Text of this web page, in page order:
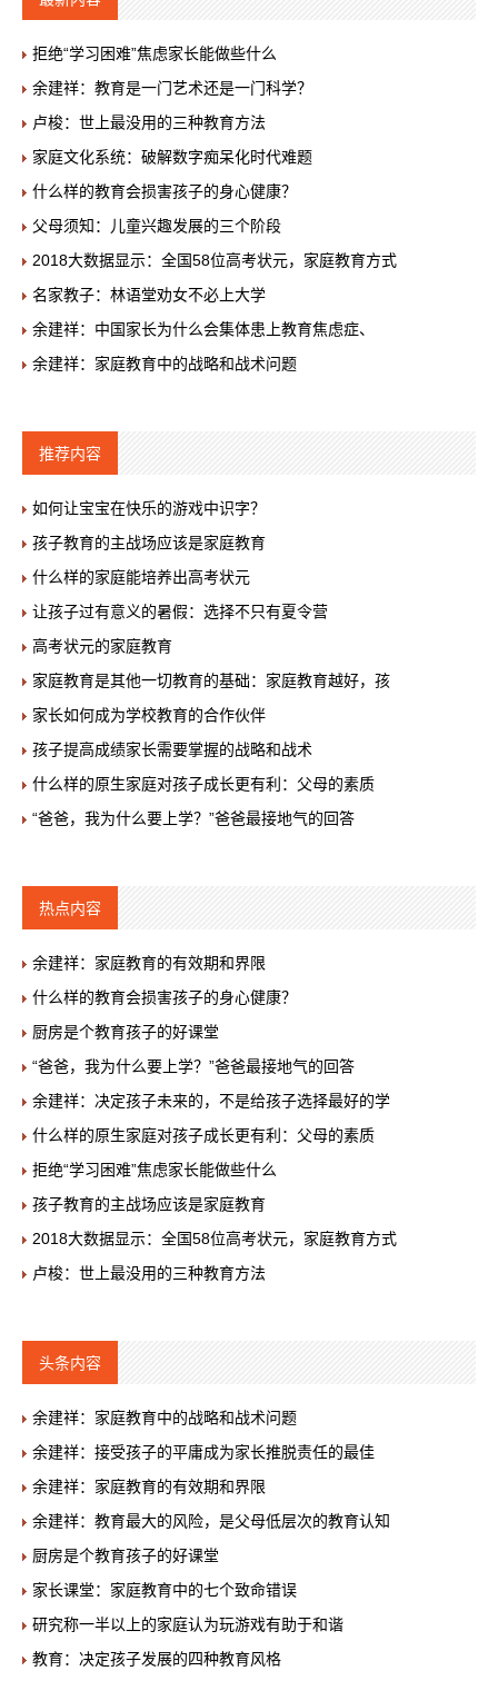
拒绝“学习困难”焦虑家长能做些什么
余建祥：教育是一门艺术还是一门科学？
卢梭：世上最没用的三种教育方法
家庭文化系统：破解数字痴呆化时代难题
什么样的教育会损害孩子的身心健康？
父母须知：儿童兴趣发展的三个阶段
2018大数据显示：全国58位高考状元，家庭教育方式
名家教子：林语堂劝女不必上大学
余建祥：中国家长为什么会集体患上教育焦虑症、
余建祥：家庭教育中的战略和战术问题
推荐内容
如何让宝宝在快乐的游戏中识字？
孩子教育的主战场应该是家庭教育
什么样的家庭能培养出高考状元
让孩子过有意义的暑假：选择不只有夏令营
高考状元的家庭教育
家庭教育是其他一切教育的基础：家庭教育越好，孩
家长如何成为学校教育的合作伙伴
孩子提高成绩家长需要掌握的战略和战术
什么样的原生家庭对孩子成长更有利：父母的素质
“爸爸，我为什么要上学？”爸爸最接地气的回答
热点内容
余建祥：家庭教育的有效期和界限
什么样的教育会损害孩子的身心健康？
厨房是个教育孩子的好课堂
“爸爸，我为什么要上学？”爸爸最接地气的回答
余建祥：决定孩子未来的，不是给孩子选择最好的学
什么样的原生家庭对孩子成长更有利：父母的素质
拒绝“学习困难”焦虑家长能做些什么
孩子教育的主战场应该是家庭教育
2018大数据显示：全国58位高考状元，家庭教育方式
卢梭：世上最没用的三种教育方法
头条内容
余建祥：家庭教育中的战略和战术问题
余建祥：接受孩子的平庸成为家长推脱责任的最佳
余建祥：家庭教育的有效期和界限
余建祥：教育最大的风险，是父母低层次的教育认知
厨房是个教育孩子的好课堂
家长课堂：家庭教育中的七个致命错误
研究称一半以上的家庭认为玩游戏有助于和谐
教育：决定孩子发展的四种教育风格